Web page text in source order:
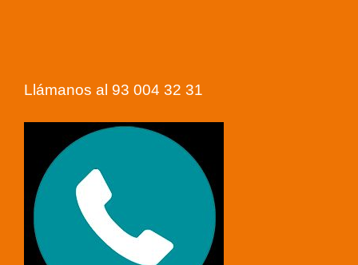
Llámanos al 93 004 32 31